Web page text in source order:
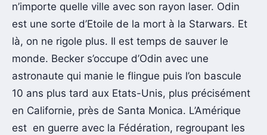
n’importe quelle ville avec son rayon laser. Odin
est une sorte d’Etoile de la mort à la Starwars. Et
là, on ne rigole plus. Il est temps de sauver le
monde. Becker s’occupe d’Odin avec une
astronaute qui manie le flingue puis l’on bascule
10 ans plus tard aux Etats-Unis, plus précisément
en Californie, près de Santa Monica. L’Amérique
est en guerre avec la Fédération, regroupant les